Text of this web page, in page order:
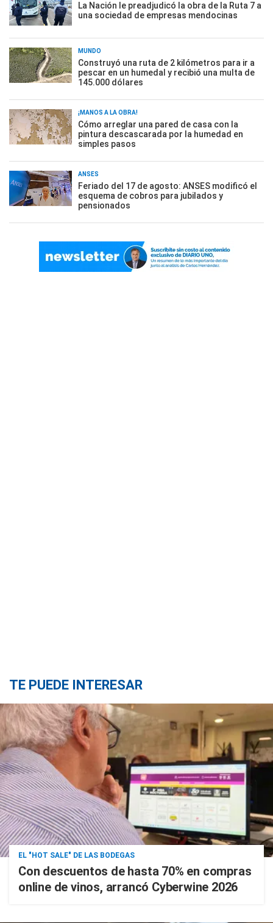
La Nación le preadjudicó la obra de la Ruta 7 a
una sociedad de empresas mendocinas
MUNDO
Construyó una ruta de 2 kilómetros para ir a
pescar en un humedal y recibió una multa de
145.000 dólares
¡MANOS A LA OBRA!
Cómo arreglar una pared de casa con la
pintura descascarada por la humedad en
simples pasos
ANSES
Feriado del 17 de agosto: ANSES modificó el
esquema de cobros para jubilados y
pensionados
TE PUEDE INTERESAR
EL "HOT SALE" DE LAS BODEGAS
Con descuentos de hasta 70% en compras
online de vinos, arrancó Cyberwine 2026